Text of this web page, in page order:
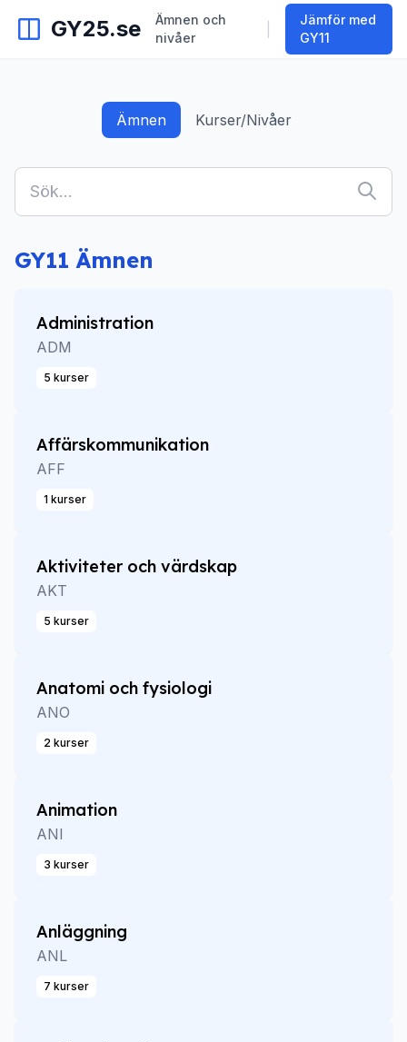
GY25.se
Ämnen och
nivåer
Jämför med
GY11
Ämnen Kurser/Nivåer
GY11 Ämnen
Administration
ADM
5 kurser
Affärskommunikation
AFF
1 kurser
Aktiviteter och värdskap
AKT
5 kurser
Anatomi och fysiologi
ANO
2 kurser
Animation
ANI
3 kurser
Anläggning
ANL
7 kurser